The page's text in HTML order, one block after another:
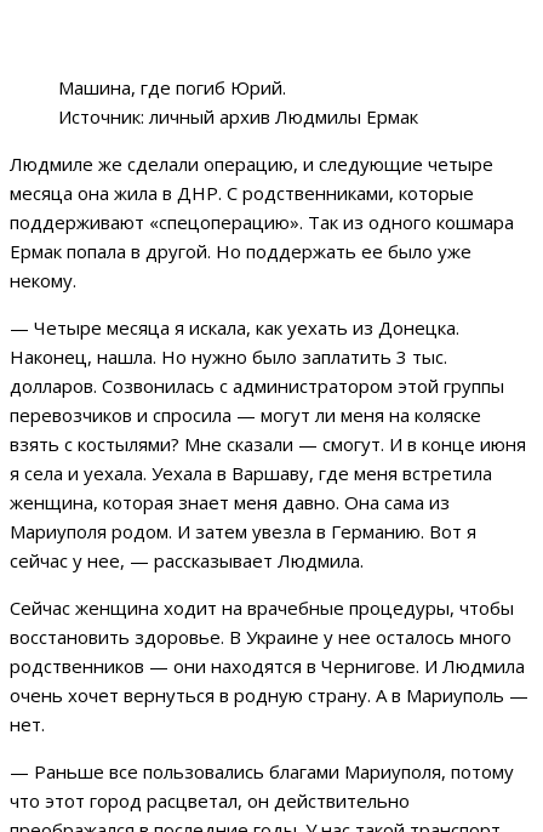
Машина, где погиб Юрий.
Источник: личный архив Людмилы Ермак
Людмиле же сделали операцию, и следующие четыре
месяца она жила в ДНР. С родственниками, которые
поддерживают «спецоперацию». Так из одного кошмара
Ермак попала в другой. Но поддержать ее было уже
некому.
— Четыре месяца я искала, как уехать из Донецка.
Наконец, нашла. Но нужно было заплатить 3 тыс.
долларов. Созвонилась с администратором этой группы
перевозчиков и спросила — могут ли меня на коляске
взять с костылями? Мне сказали — смогут. И в конце июня
я села и уехала. Уехала в Варшаву, где меня встретила
женщина, которая знает меня давно. Она сама из
Мариуполя родом. И затем увезла в Германию. Вот я
сейчас у нее, — рассказывает Людмила.
Сейчас женщина ходит на врачебные процедуры, чтобы
восстановить здоровье. В Украине у нее осталось много
родственников — они находятся в Чернигове. И Людмила
очень хочет вернуться в родную страну. А в Мариуполь —
нет.
— Раньше все пользовались благами Мариуполя, потому
что этот город расцветал, он действительно